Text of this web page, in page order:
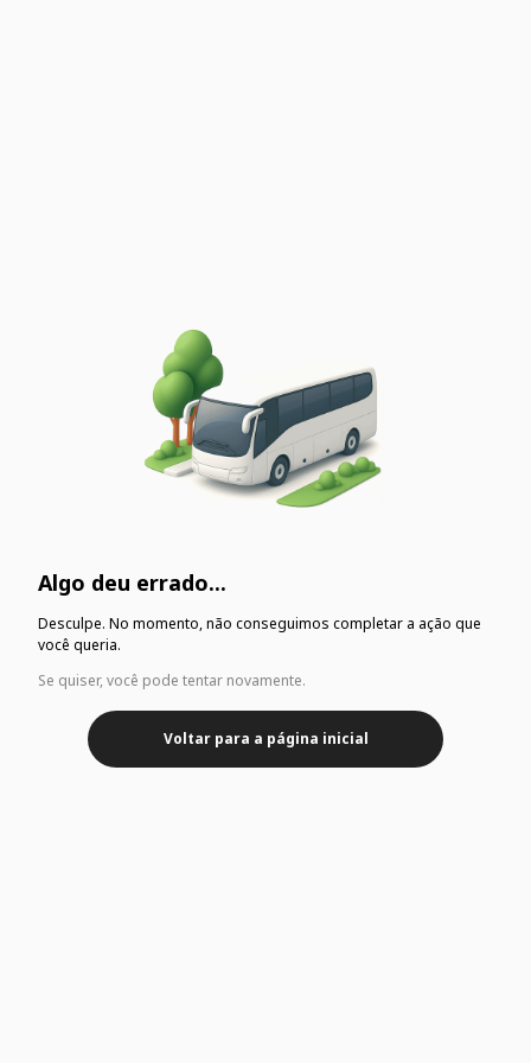
Algo deu errado...
Desculpe. No momento, não conseguimos completar a ação que
você queria.
Se quiser, você pode tentar novamente.
Voltar para a página inicial